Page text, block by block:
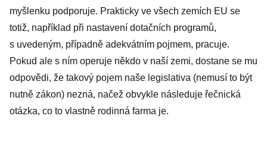
myšlenku podporuje. Prakticky ve všech zemích EU se
totiž, například při nastavení dotačních programů,
s uvedeným, případně adekvátním pojmem, pracuje.
Pokud ale s ním operuje někdo v naší zemi, dostane se mu
odpovědi, že takový pojem naše legislativa (nemusí to být
nutně zákon) nezná, načež obvykle následuje řečnická
otázka, co to vlastně rodinná farma je.